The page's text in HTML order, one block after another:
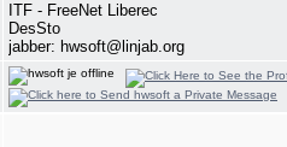
ITF - FreeNet Liberec
DesSto
jabber: hwsoft@linjab.org